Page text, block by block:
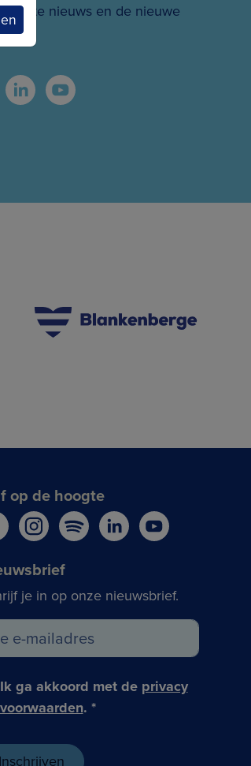
nieuws en de nieuwe
op de hoogte
je in op onze nieuwsbrief.
Ik ga akkoord met de privacy
voorwaarden. *